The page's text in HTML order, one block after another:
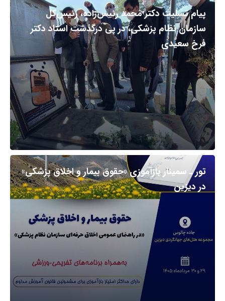
پیام تسلیت دکتر محمد رئیس‌زاده، رئیس‌کل
سازمان نظام پزشکی، در پی درگذشت استاد دکتر
فرخ سعیدی
تور ـ سمینار بازآموزی «حقوق بیمار و اخلاق پزشکی»
در دیزین